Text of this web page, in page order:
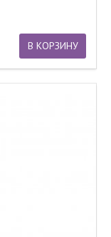
В КОРЗИНУ